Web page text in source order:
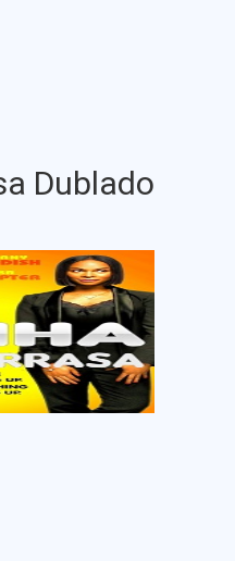
Dublado